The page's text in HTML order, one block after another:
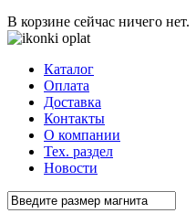
В корзине сейчас ничего нет.
Каталог
Оплата
Доставка
Контакты
О компании
Тех. раздел
Новости